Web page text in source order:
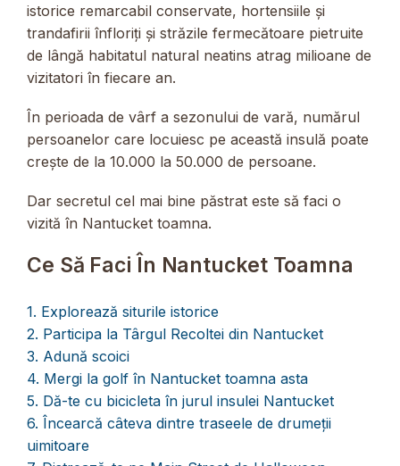
istorice remarcabil conservate, hortensiile și
trandafirii înfloriți și străzile fermecătoare pietruite
de lângă habitatul natural neatins atrag milioane de
vizitatori în fiecare an.
În perioada de vârf a sezonului de vară, numărul
persoanelor care locuiesc pe această insulă poate
crește de la 10.000 la 50.000 de persoane.
Dar secretul cel mai bine păstrat este să faci o
vizită în Nantucket toamna.
Ce Să Faci În Nantucket Toamna
1. Explorează siturile istorice
2. Participa la Târgul Recoltei din Nantucket
3. Adună scoici
4. Mergi la golf în Nantucket toamna asta
5. Dă-te cu bicicleta în jurul insulei Nantucket
6. Încearcă câteva dintre traseele de drumeții
uimitoare